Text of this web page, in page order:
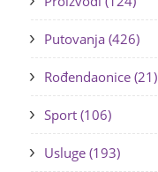
Putovanja (426)
Rođendaonice (21)
Sport (106)
Usluge (193)